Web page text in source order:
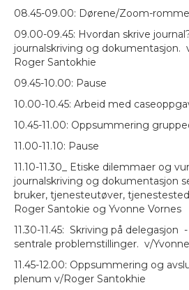
08.45-09.00: Dørene/Zoom-
09.00-09.45: Hvordan skrive
journalskriving og dokumentasjon.
Roger Santokhie
09.45-10.00: Pause
10.00-10.45: Arbeid med
10.45-11.00: Oppsummering
11.00-11.10: Pause
11.10-11.30_ Etiske dilemmaer og
journalskriving og dokumentasjon
bruker, tjenesteutøver,
Roger Santokie og Yvonne Vornes
11.30-11.45: Skriving på delegasjon
sentrale problemstillinger. v/
11.45-12.00: Oppsummering og
plenum v/Roger Santokhie